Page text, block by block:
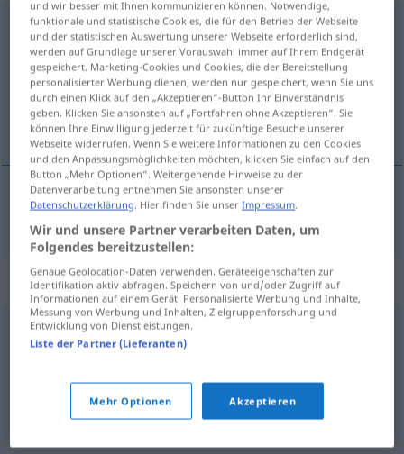
niewyczerpany
Übersicht aller Übersetzungen
(Für mehr Details die Übersetzung anklicken/antippen)
unerschöpflich
unerschöpflich niewyczerpany
Synonyme für "niewyczerpany"
bogaty,dostatni,nieprzebrany
© LibreOffice
und wir besser mit Ihnen kommunizieren können. Notwendige,
funktionale und statistische Cookies, die für den Betrieb der Webseite
und der statistischen Auswertung unserer Webseite erforderlich sind,
werden auf Grundlage unserer Vorauswahl immer auf Ihrem Endgerät
gespeichert. Marketing-Cookies und Cookies, die der Bereitstellung
personalisierter Werbung dienen, werden nur gespeichert, wenn Sie uns
durch einen Klick auf den „Akzeptieren“-Button Ihr Einverständnis
geben. Klicken Sie ansonsten auf „Fortfahren ohne Akzeptieren“. Sie
können Ihre Einwilligung jederzeit für zukünftige Besuche unserer
Webseite widerrufen. Wenn Sie weitere Informationen zu den Cookies
und den Anpassungsmöglichkeiten möchten, klicken Sie einfach auf den
Button „Mehr Optionen“. Weitergehende Hinweise zu der
Datenverarbeitung entnehmen Sie ansonsten unserer
Datenschutzerklärung. Hier finden Sie unserImpressum.
Wir und unsere Partner verarbeiten Daten, um
Folgendes bereitzustellen:
Genaue Geolocation-Daten verwenden. Geräteeigenschaften zur
Identifikation aktiv abfragen. Speichern von und/oder Zugriff auf
Informationen auf einem Gerät. Personalisierte Werbung und Inhalte,
Messung von Werbung und Inhalten, Zielgruppenforschung und
Entwicklung von Dienstleistungen.
Liste der Partner (Lieferanten)
Mehr Optionen Akzeptieren